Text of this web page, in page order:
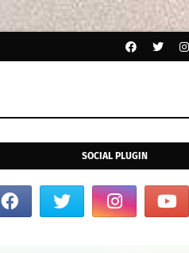
SOCIAL PLUGIN